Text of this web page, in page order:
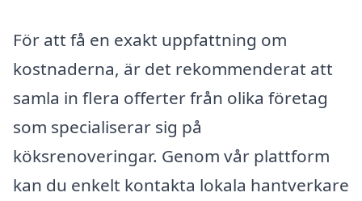
För att få en exakt uppfattning om
kostnaderna, är det rekommenderat att
samla in flera offerter från olika företag
som specialiserar sig på
köksrenoveringar. Genom vår plattform
kan du enkelt kontakta lokala hantverkare